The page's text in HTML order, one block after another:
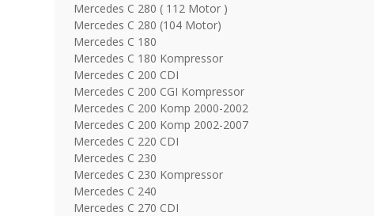
Mercedes C 280 ( 112 Motor )
Mercedes C 280 (104 Motor)
Mercedes C 180
Mercedes C 180 Kompressor
Mercedes C 200 CDI
Mercedes C 200 CGI Kompressor
Mercedes C 200 Komp 2000-2002
Mercedes C 200 Komp 2002-2007
Mercedes C 220 CDI
Mercedes C 230
Mercedes C 230 Kompressor
Mercedes C 240
Mercedes C 270 CDI